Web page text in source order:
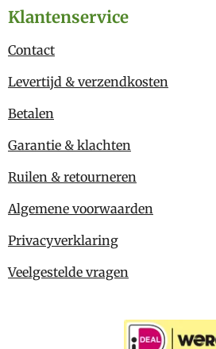
Klantenservice
Contact
Levertijd & verzendkosten
Betalen
Garantie & klachten
Ruilen & retourneren
Algemene voorwaarden
Privacyverklaring
Veelgestelde vragen